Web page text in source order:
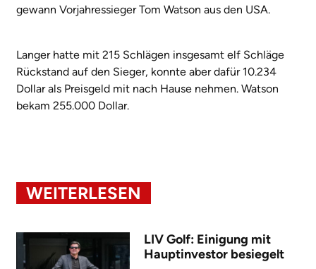
gewann Vorjahressieger Tom Watson aus den USA.
Langer hatte mit 215 Schlägen insgesamt elf Schläge
Rückstand auf den Sieger, konnte aber dafür 10.234
Dollar als Preisgeld mit nach Hause nehmen. Watson
bekam 255.000 Dollar.
WEITERLESEN
LIV Golf: Einigung mit
Hauptinvestor besiegelt